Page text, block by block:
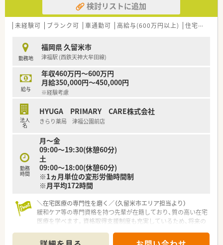
検討リストに追加
未経験可 ブランク可 車通勤可 高給与(600万円以上) 住宅補助(手当)あり
勤務地
福岡県 久留米市
津福駅 (西鉄天神大牟田線)
給与
年収460万円～600万円
月給350,000円～450,000円
※経験考慮
法人
名
HYUGA PRIMARY CARE株式会社
きらり薬局 津福公園前店
勤務
時間
月～金
09:00～19:30(休憩60分)
土
09:00～18:00(休憩60分)
※1ヵ月単位の変形労働時間制
※月平均172時間
＼在宅医療の専門性を磨く／（久留米市エリア担当より）
緩和ケア等の専門資格を持つ先輩が在籍しており、質の高い在宅
医療を学べます。資格取得支援制度も充実しているため、将来の
＊------------------------------------------＊